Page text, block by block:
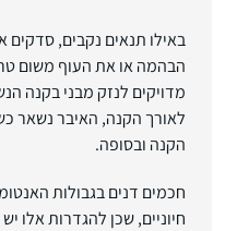
באילו תנאים נקבים, סדקים
הבהמה או את העוף משום
מדויקים לנזק מבני בקנה
לאורך הקנה, האיבר נשאר
הקנה ובסופה.
חכמים דנים בגבולות
חיוניים, שכן להגדרות אלו